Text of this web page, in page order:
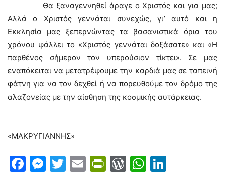
Θα ξαναγεννηθεί άραγε ο Χριστός και για μας;
Αλλά ο Χριστός γεννάται συνεχώς, γι’ αυτό και η
Εκκλησία μας ξεπερνώντας τα βασανιστικά όρια του
χρόνου ψάλλει το «Χριστός γεννάται δοξάσατε» και «Η
παρθένος σήμερον τον υπερούσιον τίκτει». Σε μας
εναπόκειται να μετατρέψουμε την καρδιά μας σε ταπεινή
φάτνη για να τον δεχθεί ή να πορευθούμε τον δρόμο της
αλαζονείας με την αίσθηση της κοσμικής αυτάρκειας.
«ΜΑΚΡΥΓΙΑΝΝΗΣ»
Facebook
Messenger
Twitter
EmailPrintFriendly
WordPress
WhatsApp